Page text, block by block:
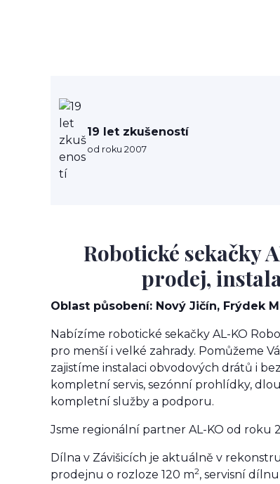
19 let zkušeností
od roku 2007
Robotické sekačky
prodej,
Oblast působení: Nový Jičín, Frýdek
Nabízíme robotické sekačky AL-KO
pro menší i velké zahrady. Pomůžeme
zajistíme instalaci obvodových drátů i
kompletní servis, sezónní prohlídky,
kompletní služby a podporu.
Jsme regionální partner AL-KO od roku
Dílna v Závišicích je aktuálně v
prodejnu o rozloze 120 m2, servisní